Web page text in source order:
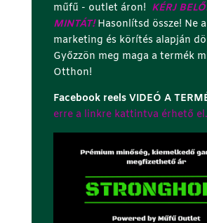
műfű - outlet áron! KÉRJ
MINTÁT!Hasonlítsd össze! Ne
marketing és körítés alapján
Győzzön meg maga a termék
Otthon!
Facebook reels VIDEÓ A
erre a linkre kattintva érhető el.